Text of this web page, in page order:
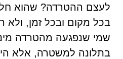
לעצם ההטרדה? שהוא חל
בכל מקום ובכל זמן, ולא
שמי שנפגעה מהטרדה
בתלונה למשטרה, אלא